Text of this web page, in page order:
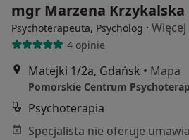
mgr Marzena Krzykalska
Psychoterapeuta, Psycholog · Więcej
4 opinie
Matejki 1/2a, Gdańsk • Mapa
Pomorskie Centrum
Psychoterapia